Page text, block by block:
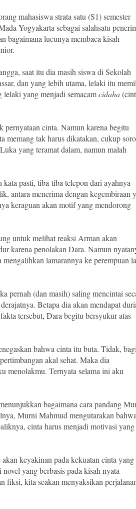
mahasiswa strata satu (S1) semester
Yogyakarta sebagai salahsatu
bagaimana lucunya membaca kisah
saat itu dia masih siswa di Sekolah
dan yang lebih utama, lelaki itu
yang menjadi semacamcidaha
cinta. Namun karena begitu
memang tak harus dikatakan, cukup
yang teramat dalam, namun malah
pasti, tiba-tiba telepon dari ayahnya
antara menerima dengan kegembiraan
keraguan akan motif yang mendorong
untuk melihat reaksi Arman akan
karena penolakan Dara. Namun
lamarannya ke perempuan
pernah (dan masih) saling mencintai
Betapa dia akan mendapat
tersebut, Dara begitu bersyukur atas
bahwa cinta itu buta. Tidak, bagi
akal sehat. Maka dia
menolakmu. Ternyata selama ini aku
bagaimana cara pandang
Murni Mahmud mengutarakan bahwa
cinta harus menjadi motivasi yang
keyakinan pada kekuatan cinta yang
yang berbasis pada kisah nyata
fiksi, kita seakan menyaksikan